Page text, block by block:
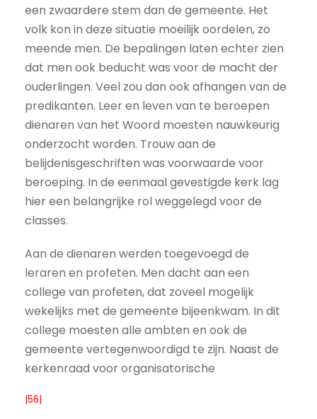
een zwaardere stem dan de gemeente. Het
volk kon in deze situatie moeilijk oordelen, zo
meende men. De bepalingen laten echter zien
dat men ook beducht was voor de macht der
ouderlingen. Veel zou dan ook afhangen van de
predikanten. Leer en leven van te beroepen
dienaren van het Woord moesten nauwkeurig
onderzocht worden. Trouw aan de
belijdenisgeschriften was voorwaarde voor
beroeping. In de eenmaal gevestigde kerk lag
hier een belangrijke rol weggelegd voor de
classes.
Aan de dienaren werden toegevoegd de
leraren en profeten. Men dacht aan een
college van profeten, dat zoveel mogelijk
wekelijks met de gemeente bijeenkwam. In dit
college moesten alle ambten en ook de
gemeente vertegenwoordigd te zijn. Naast de
kerkenraad voor organisatorische
|56|